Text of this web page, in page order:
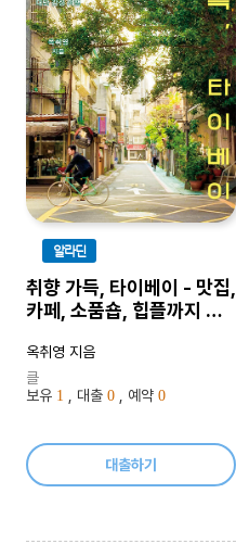
알라딘
취향 가득, 타이베이 - 맛집,
카페, 소품숍, 힙플까지 대
옥취영 지음
클
보유 1 , 대출 0 , 예약 0
대출하기